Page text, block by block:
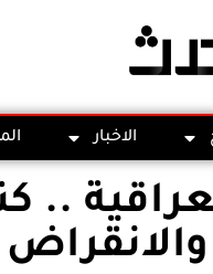
الاخبار
..